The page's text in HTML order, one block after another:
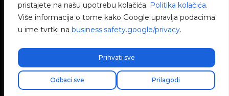
pristajete na našu upotrebu kolačića. Politika kolačića.
Više informacija o tome kako Google upravlja podacima
u ime tvrtki na business.safety.google/privacy.
Prilagodi
Odbaci sve
Prihvati sve
Politika kvalitete
V2C © 2026 All rights reserved.